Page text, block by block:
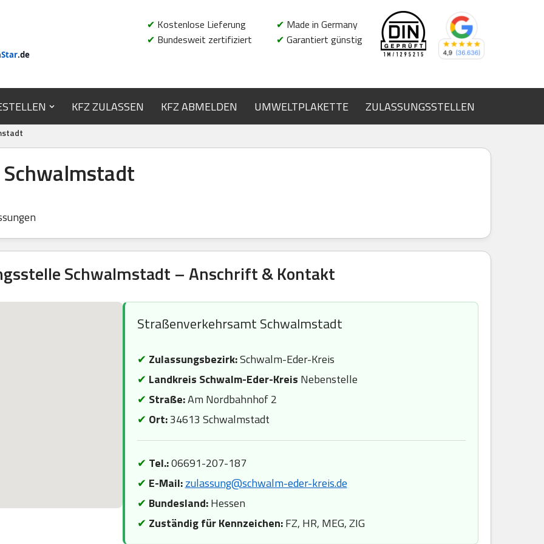
Star.de
✔ Kostenlose Lieferung
✔ Bundesweit zertifiziert
✔ Made in Germany
✔ Garantiert günstig
KFZ ZULASSEN KFZ ABMELDEN UMWELTPLAKETTE ZULASSUNGSSTELLEN
Schwalmstadt – Anschrift & Kontakt
Straßenverkehrsamt Schwalmstadt
✔ Zulassungsbezirk:Schwalm-Eder-Kreis
✔ Landkreis Schwalm-Eder-Kreis Nebenstelle
✔ Straße:Am Nordbahnhof 2
✔ Ort:34613 Schwalmstadt
✔ Tel.:06691-207-187
✔ E-Mail: zulassung@schwalm-eder-kreis.de
✔ Bundesland:Hessen
✔ Zuständig für Kennzeichen:FZ, HR, MEG, ZIG